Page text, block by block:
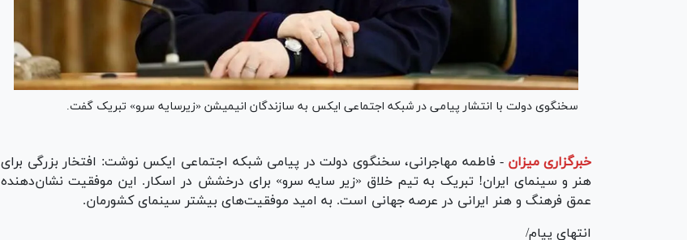
سخنگوی دولت با انتشار پیامی در شبکه اجتماعی ایکس به سازندگان انیمیشن «زیرسایه سرو» تبریک گفت.
خبرگزاری میزان - فاطمه مهاجرانی، سخنگوی دولت در پیامی شبکه اجتماعی ایکس نوشت: افتخار بزرگی برای
هنر و سینمای ایران! تبریک به تیم خلاق «زیر سایه سرو» برای درخشش در اسکار. این موفقیت نشان‌دهنده
عمق فرهنگ و هنر ایرانی در عرصه جهانی است. به امید موفقیت‌های بیشتر سینمای کشورمان.
انتهای پیام/